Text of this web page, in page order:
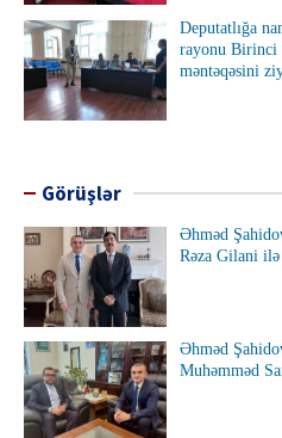
Deputatlığa
rayonu Birinci
məntəqəsini
Görüşlər
Əhməd
Rəza Gilani ilə
Əhməd
Muhəmməd